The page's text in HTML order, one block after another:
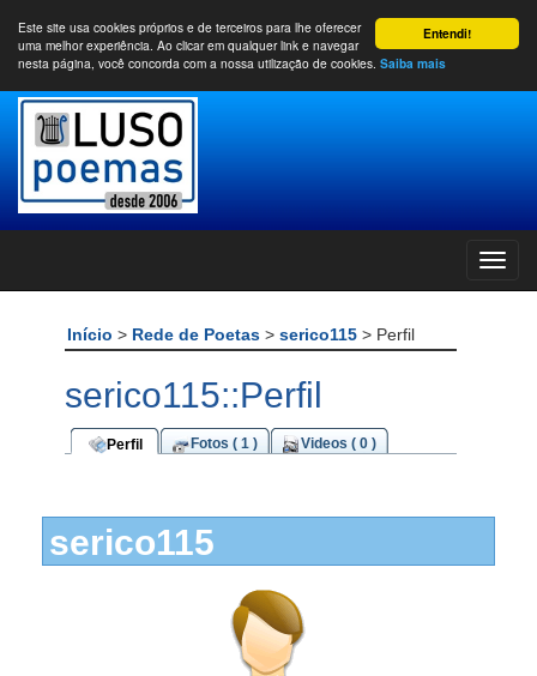
Entendi!
Este site usa cookies próprios e de terceiros para lhe oferecer
uma melhor experiência. Ao clicar em qualquer link e navegar
nesta página, você concorda com a nossa utilização de cookies. Saiba mais
Início > Rede de Poetas > serico115 > Perfil
serico115::Perfil
Perfil Fotos ( 1 ) Videos ( 0 )
serico115